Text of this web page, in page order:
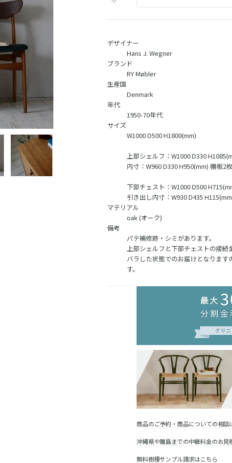
デザイナー
Hans J. Wegner
ブランド
RY Møbler
生産国
Denmark
年代
1950-70年代
サイズ
W1000 D500 H1800(mm)
上部シェルフ：W1000 D330
内寸：W960 D330 H950(mm) 棚板
下部チェスト：W1000 D500
引き出し内寸：W930 D435
マテリアル
oak (オーク)
備考
パテ補修跡・シミがあります。
上部シェルフと下部チェストの接続
バラした状態でのお届けとなりま
す。
商品のご予約・商品についての相談
沖縄県や離島までの中継料金のお見
無料樹種サンプル請求はこちら